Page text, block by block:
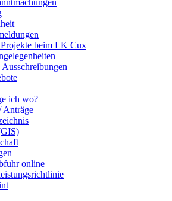
beim LK Cux
ich wo?
Anträge
online